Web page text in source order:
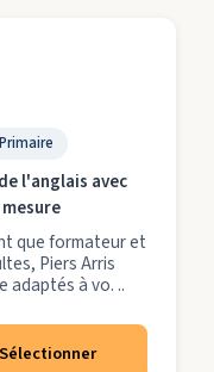
Primaire
l'anglais avec
que formateur et
Piers Arris
adaptés à vo. ..
Sélectionner